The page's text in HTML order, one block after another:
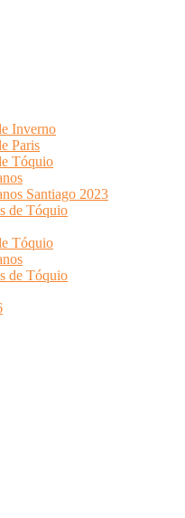
Inverno
Paris
Tóquio
Santiago 2023
de Tóquio
Tóquio
de Tóquio